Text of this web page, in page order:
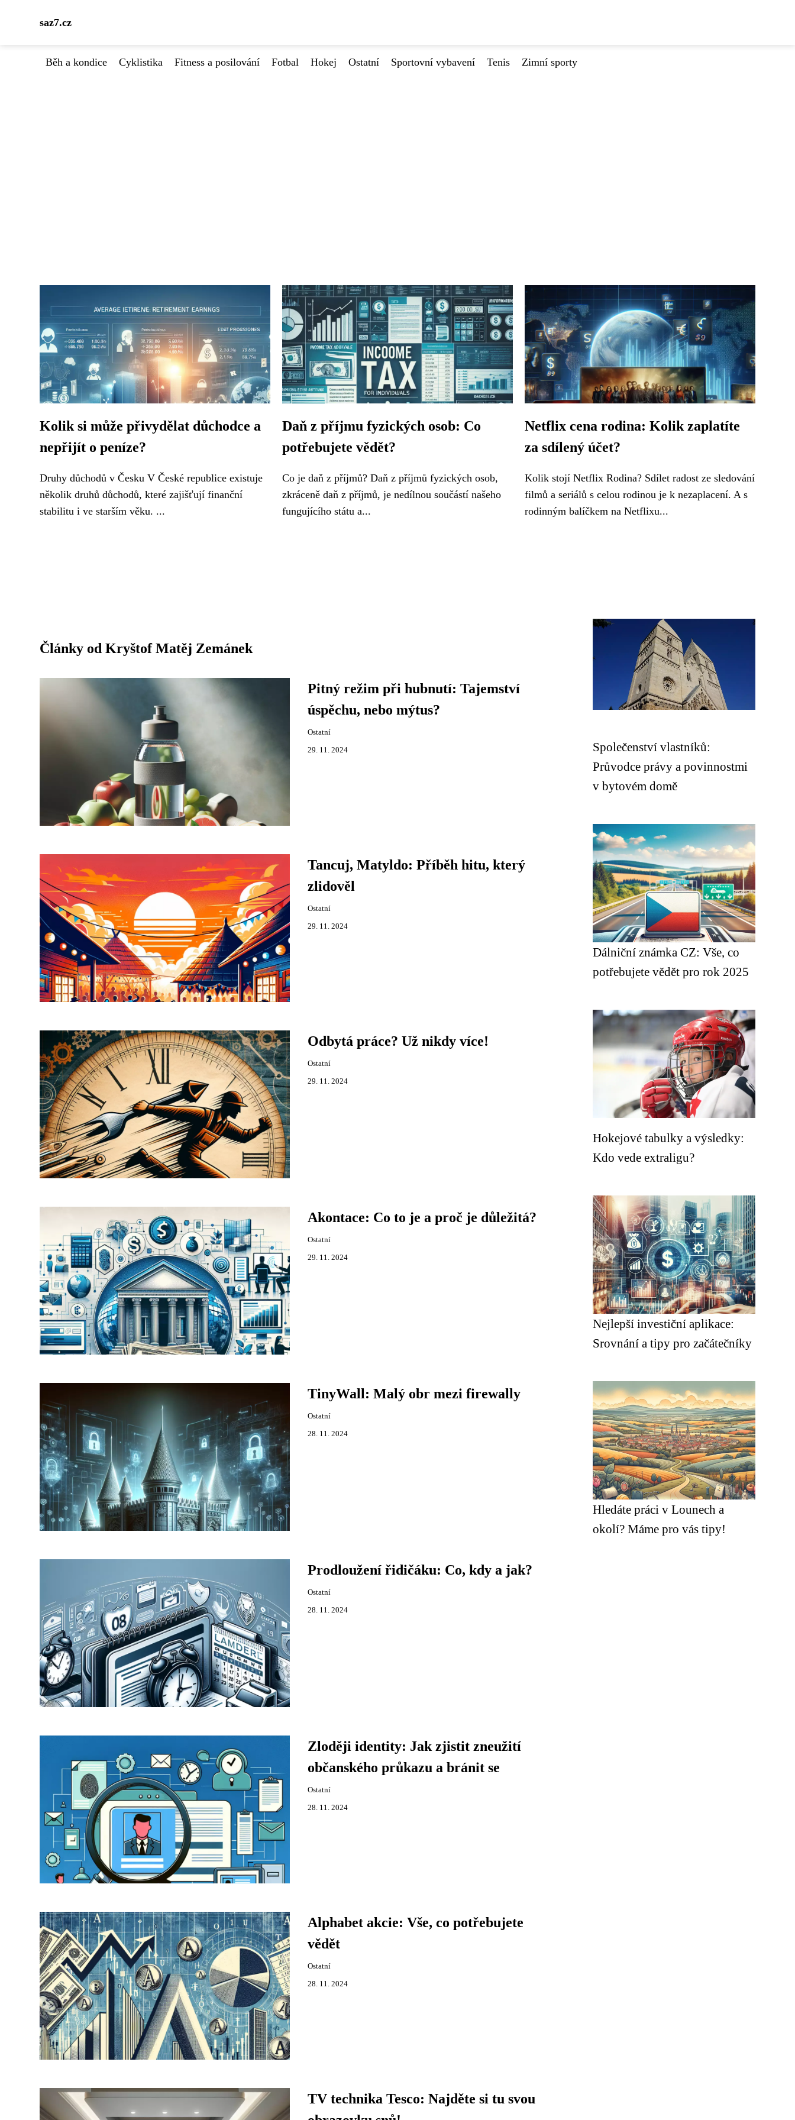
saz7.cz
Běh a kondice Cyklistika Fitness a posilování Fotbal Hokej Ostatní Sportovní vybavení Tenis Zimní sporty
Kolik si může přivydělat důchodce a
nepřijít o peníze?
Druhy důchodů v Česku V České republice existuje
několik druhů důchodů, které zajišťují finanční
stabilitu i ve starším věku. ...
Daň z příjmu fyzických osob: Co
potřebujete vědět?
Co je daň z příjmů? Daň z příjmů fyzických osob,
zkráceně daň z příjmů, je nedílnou součástí našeho
fungujícího státu a...
Netflix cena rodina: Kolik zaplatíte
za sdílený účet?
Kolik stojí Netflix Rodina? Sdílet radost ze sledování
filmů a seriálů s celou rodinou je k nezaplacení. A s
rodinným balíčkem na Netflixu...
Články od Kryštof Matěj Zemánek
Pitný režim při hubnutí: Tajemství
úspěchu, nebo mýtus?
Ostatní
29. 11. 2024
Tancuj, Matyldo: Příběh hitu, který
zlidověl
Ostatní
29. 11. 2024
Odbytá práce? Už nikdy více!
Ostatní
29. 11. 2024
Akontace: Co to je a proč je důležitá?
Ostatní
29. 11. 2024
TinyWall: Malý obr mezi firewally
Ostatní
28. 11. 2024
Prodloužení řidičáku: Co, kdy a jak?
Ostatní
28. 11. 2024
Zloději identity: Jak zjistit zneužití
občanského průkazu a bránit se
Ostatní
28. 11. 2024
Alphabet akcie: Vše, co potřebujete
vědět
Ostatní
28. 11. 2024
TV technika Tesco: Najděte si tu svou
Společenství vlastníků:
Průvodce právy a povinnostmi
v bytovém domě
Dálniční známka CZ: Vše, co
potřebujete vědět pro rok 2025
Hokejové tabulky a výsledky:
Kdo vede extraligu?
Nejlepší investiční aplikace:
Srovnání a tipy pro začátečníky
Hledáte práci v Lounech a
okolí? Máme pro vás tipy!